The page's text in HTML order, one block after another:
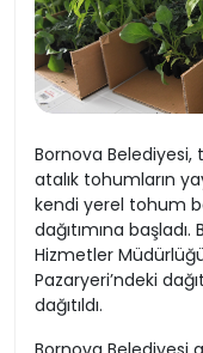
Bornova Belediyesi,
atalık tohumların
kendi yerel tohum
dağıtımına
Hizmetler
Pazaryeri’ndeki
dağıtıldı.